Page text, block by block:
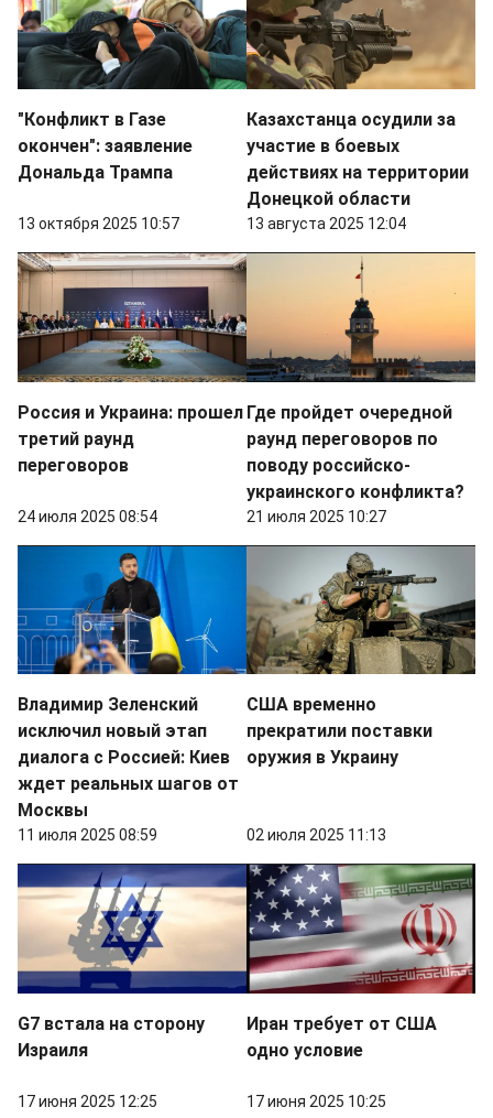
"Конфликт в Газе
окончен": заявление
Дональда Трампа
13 октября 2025 10:57
Казахстанца осудили за
участие в боевых
действиях на территории
Донецкой области
13 августа 2025 12:04
Россия и Украина: прошел
третий раунд
переговоров
24 июля 2025 08:54
Где пройдет очередной
раунд переговоров по
поводу российско-
украинского конфликта?
21 июля 2025 10:27
Владимир Зеленский
исключил новый этап
диалога с Россией: Киев
ждет реальных шагов от
Москвы
11 июля 2025 08:59
США временно
прекратили поставки
оружия в Украину
02 июля 2025 11:13
G7 встала на сторону
Израиля
17 июня 2025 12:25
Иран требует от США
одно условие
17 июня 2025 10:25